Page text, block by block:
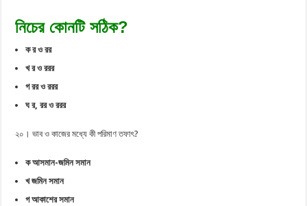
নিচের কোনটি সঠিক?
ক র ও রর
খ র ও ররর
গ রর ও ররর
ঘ র, রর ও ররর
২০। ভাব ও কাজের মধ্যে কী পরিমাণ তফাৎ?
ক আসমান-জমিন সমান
খ জমিন সমান
গ আকাশের সমান